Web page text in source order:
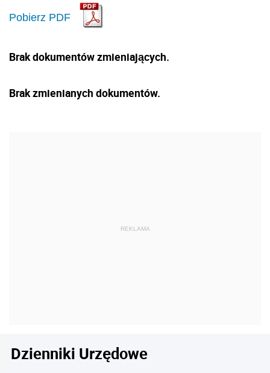
Pobierz PDF
Brak dokumentów zmieniających.
Brak zmienianych dokumentów.
Dzienniki Urzędowe